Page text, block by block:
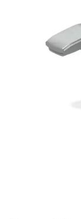
изображенията